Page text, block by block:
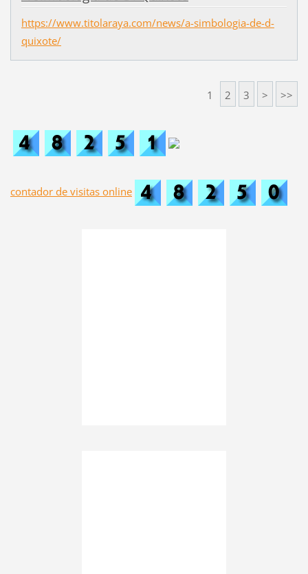
https://www.titolaraya.com/news/a-simbologia-de-d-
quixote/
1 2 3 > >>
contador de visitas online